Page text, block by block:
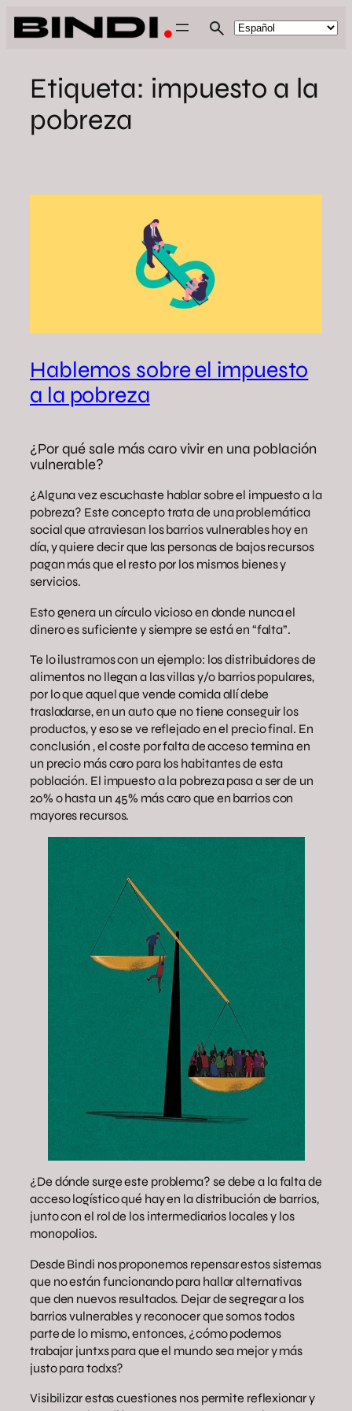
Saltar
al
Etiqueta: impuesto a la
pobreza
Hablemos sobre el impuesto
a la pobreza
¿Por qué sale más caro vivir en una población
vulnerable?
¿Alguna vez escuchaste hablar sobre el impuesto a la
pobreza? Este concepto trata de una problemática
social que atraviesan los barrios vulnerables hoy en
día, y quiere decir que las personas de bajos recursos
pagan más que el resto por los mismos bienes y
servicios.
Esto genera un círculo vicioso en donde nunca el
dinero es suficiente y siempre se está en “falta”.
Te lo ilustramos con un ejemplo: los distribuidores de
alimentos no llegan a las villas y/o barrios populares,
por lo que aquel que vende comida allí debe
trasladarse, en un auto que no tiene conseguir los
productos, y eso se ve reflejado en el precio final. En
conclusión , el coste por falta de acceso termina en
un precio más caro para los habitantes de esta
población. El impuesto a la pobreza pasa a ser de un
20% o hasta un 45% más caro que en barrios con
mayores recursos.
¿De dónde surge este problema? se debe a la falta de
acceso logístico qué hay en la distribución de barrios,
junto con el rol de los intermediarios locales y los
monopolios.
Desde Bindi nos proponemos repensar estos sistemas
que no están funcionando para hallar alternativas
que den nuevos resultados. Dejar de segregar a los
barrios vulnerables y reconocer que somos todos
parte de lo mismo, entonces, ¿cómo podemos
trabajar juntxs para que el mundo sea mejor y más
justo para todxs?
Visibilizar estas cuestiones nos permite reflexionar y